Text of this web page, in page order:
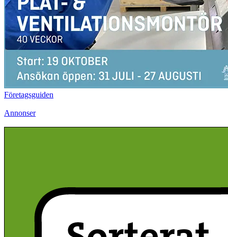
Företagsguiden
Annonser